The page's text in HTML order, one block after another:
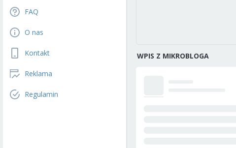
FAQ
O nas
Kontakt
Reklama
Regulamin
WPIS Z MIKROBLOGA